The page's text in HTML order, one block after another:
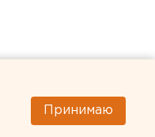
Принимаю